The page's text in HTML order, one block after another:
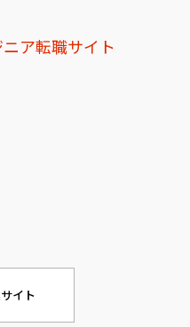
ア転職サイト
イト